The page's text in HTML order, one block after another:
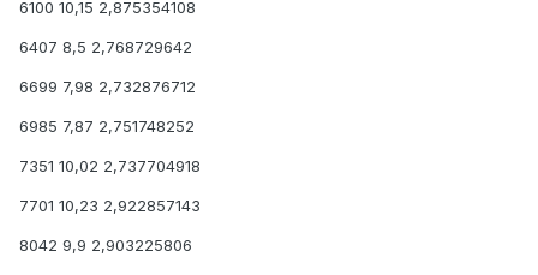
6100 10,15 2,875354108
6407 8,5 2,768729642
6699 7,98 2,732876712
6985 7,87 2,751748252
7351 10,02 2,737704918
7701 10,23 2,922857143
8042 9,9 2,903225806